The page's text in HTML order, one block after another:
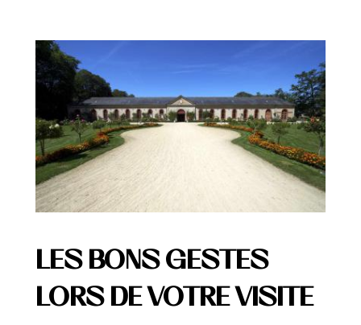
LES BONS GESTES
LORS DE VOTRE VISITE